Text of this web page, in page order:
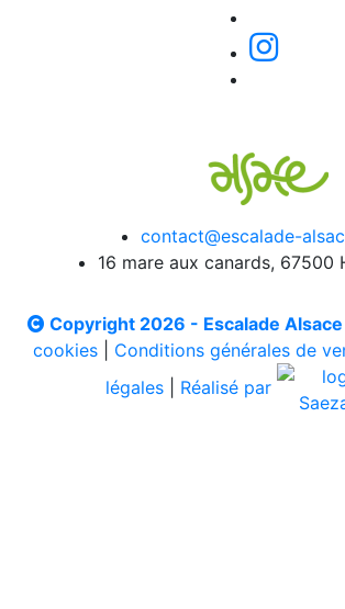
contact@escalade-
16 mare aux canards, 67500
Copyright 2026 - Escalade Alsace
cookies| Conditions générales de
légales
Réalisé par